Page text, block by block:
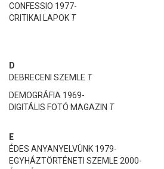
CONFESSIO 1977-
CRITIKAI LAPOK T
D
DEBRECENI SZEMLE T
DEMOGRÁFIA 1969-
DIGITÁLIS FOTÓ MAGAZIN T
E
ÉDES ANYANYELVÜNK 1979-
EGYHÁZTÖRTÉNETI SZEMLE 2000-